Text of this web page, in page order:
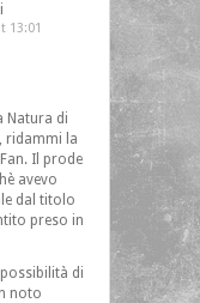
13:01
Natura di
ridammi la
Il prode
avevo
dal titolo
preso in
di
noto